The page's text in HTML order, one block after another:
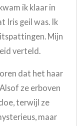
ik klaar in
Iris geil was. Ik
Mijn
verteld.
dat het haar
ze erboven
terwijl ze
maar